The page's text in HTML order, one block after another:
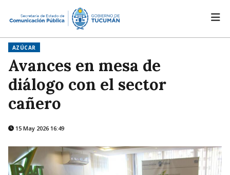
AZÚCAR
Avances en mesa de
diálogo con el sector
cañero
15 May 2026 16:49